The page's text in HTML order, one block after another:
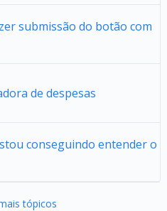
submissão do botão com
de despesas
conseguindo entender o
tópicos